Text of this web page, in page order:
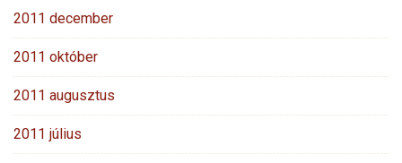
2011 december
2011 október
2011 augusztus
2011 július